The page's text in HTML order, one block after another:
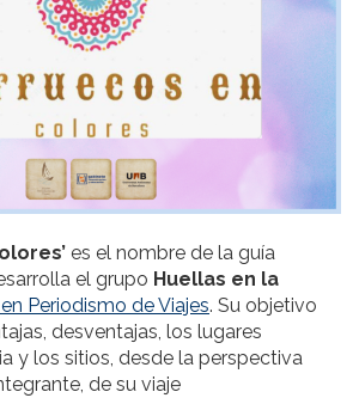
es el nombre de la guía
el grupo Huellas en la
Periodismo de Viajes. Su objetivo
desventajas, los lugares
y los sitios, desde la perspectiva
de su viaje